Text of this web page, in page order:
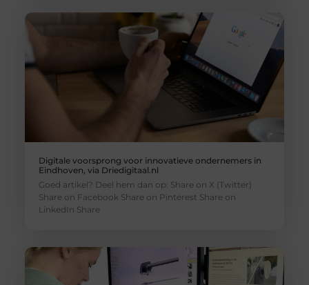
Digitale voorsprong voor innovatieve ondernemers in
Eindhoven, via Driedigitaal.nl
Goed artikel? Deel hem dan op: Share on X (Twitter)
Share on Facebook Share on Pinterest Share on
LinkedIn Share